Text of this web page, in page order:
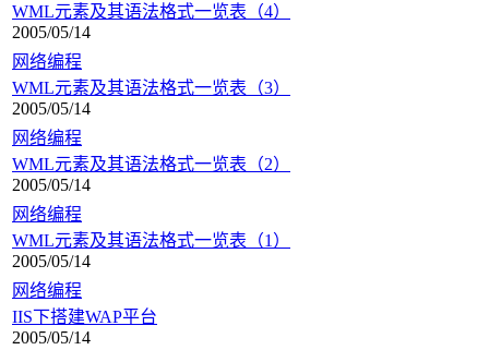
WML元素及其语法格式一览表（4）
2005/05/14
网络编程
WML元素及其语法格式一览表（3）
2005/05/14
网络编程
WML元素及其语法格式一览表（2）
2005/05/14
网络编程
WML元素及其语法格式一览表（1）
2005/05/14
网络编程
IIS下搭建WAP平台
2005/05/14